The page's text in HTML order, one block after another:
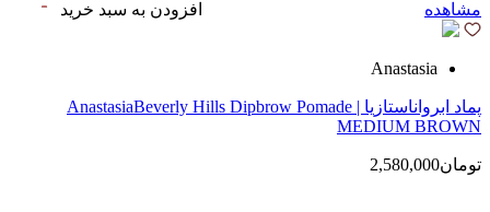
مشاهده افزودن به سبد خرید
Anastasia
پماد ابرواناستازیا | AnastasiaBeverly Hills Dipbrow Pomade
MEDIUM BROWN
تومان2,580,000